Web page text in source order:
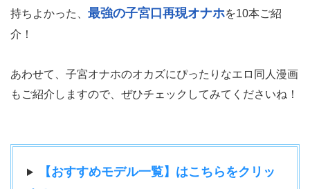
持ちよかった、 最強の子宮口再現オナホを10本ご紹
介！
あわせて、子宮オナホのオカズにぴったりなエロ同人漫画
もご紹介しますので、ぜひチェックしてみてくださいね！
【おすすめモデル一覧】はこちらをクリッ